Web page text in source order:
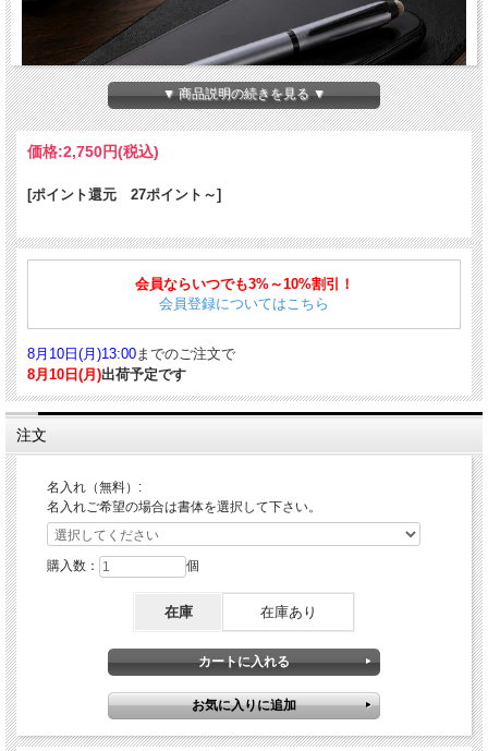
静電容量式スマートフォン・タブレット端末に軽いタッチでなめらかに操作できる
搭載。タッチしたとき、繊維が広がって面をつくることで、感度が良く、軽さを実
感できます。 ペン先の特殊繊維は、パネルとの摩擦抵抗が少ない素材なので、ゴ
を実現しています。また、軸全体に導電性をもたせているため、どこを持っても高
感度で反応し、持ち方を限定しないスムーズな操作が可能です。
仕様：回転繰り出し式
重量：約15.5g
ペン先：0.5mm
ボディ素材：アルミ｜アルマイト加工
■対応する消耗品はこちら
油性ボールペン替芯 ジェットストリームインク 0.38mm SXR-80-38
グリーン 0.38mm 0.5mm 0.7mm 1.0mm
ボールペン替芯 ジェットストリームイン
ク SXR-80 選べる 3本セット ブラック 0.38mm 0.5mm 0.7mm 1.0mm
替芯 ジェットストリームインク 長持ちリフィル SXR-ML 選べる 3本セット ブラッ
ク 0.5mm 0.7mm
▼ 商品説明の続きを見る ▼
価格:2,750円(税込)
[ポイント還元 27ポイント～]
会員ならいつでも3%～10%割引！
会員登録についてはこちら
8月10日(月)13:00 までのご注文で
8月10日(月)出荷予定です
注文
名入れ（無料）:
名入れご希望の場合は書体を選択して下さい。
購入数： 個
在庫 在庫あり